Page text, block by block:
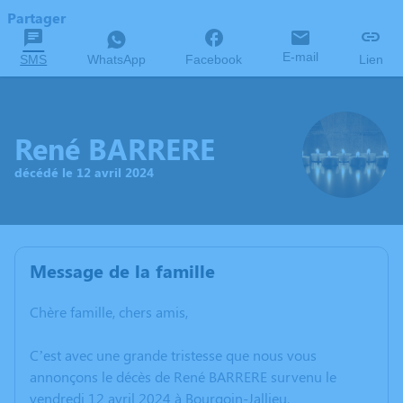
Partager
SMS WhatsApp Facebook E-mail Lien
René BARRERE
décédé le 12 avril 2024
Message de la famille
Chère famille, chers amis,
C’est avec une grande tristesse que nous vous
annonçons le décès de René BARRERE survenu le
vendredi 12 avril 2024 à Bourgoin-Jallieu.